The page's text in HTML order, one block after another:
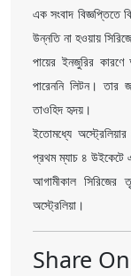
এক সংবাদ বিজ্ঞপ্তিতে
উন্নতি না হওয়ায়
পায়ের ইনজুরির কারণে
পারেননি লিটন। তার
তাওহিদ হৃদয়।
ইতোমধ্যে অস্ট্রেলিয়ার
প্রথম ম্যাচ ৪ উইকেটে
আগামীকাল সিরিজের
অস্ট্রেলিয়া।
Share